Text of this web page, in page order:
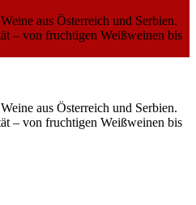
aus Österreich und Serbien.
– von fruchtigen Weißweinen bis
aus Österreich und Serbien.
– von fruchtigen Weißweinen bis